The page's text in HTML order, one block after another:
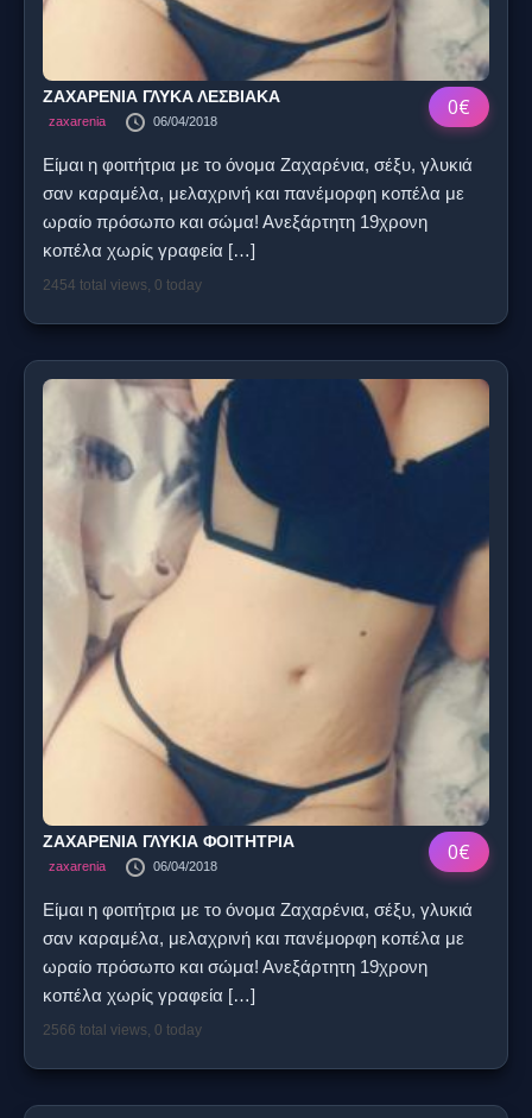
0€
ΖΑΧΑΡΕΝΙΑ ΓΛΥΚΑ ΛΕΣΒΙΑΚΑ
zaxarenia 06/04/2018
Είμαι η φοιτήτρια με το όνομα Ζαχαρένια, σέξυ, γλυκιά
σαν καραμέλα, μελαχρινή και πανέμορφη κοπέλα με
ωραίο πρόσωπο και σώμα! Ανεξάρτητη 19χρονη
κοπέλα χωρίς γραφεία […]
2454 total views, 0 today
0€
ΖΑΧΑΡΕΝΙΑ ΓΛΥΚΙΑ ΦΟΙΤΗΤΡΙΑ
zaxarenia 06/04/2018
Είμαι η φοιτήτρια με το όνομα Ζαχαρένια, σέξυ, γλυκιά
σαν καραμέλα, μελαχρινή και πανέμορφη κοπέλα με
ωραίο πρόσωπο και σώμα! Ανεξάρτητη 19χρονη
κοπέλα χωρίς γραφεία […]
2566 total views, 0 today